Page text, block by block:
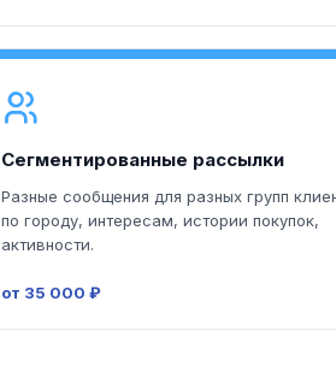
Сегментированные рассылки
Разные сообщения для разных групп
по городу, интересам, истории покупок,
активности.
от 35 000 ₽